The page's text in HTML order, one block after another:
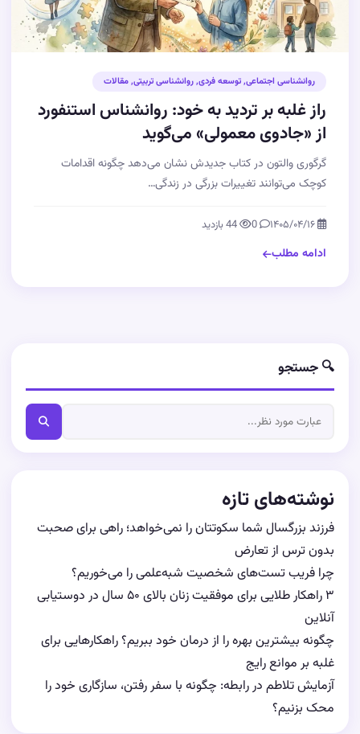
روانشناسی اجتماعی,توسعه فردی,روانشناسی تربیتی,مقالات
راز غلبه بر تردید به خود: روانشناس استنفورد
از «جادوی معمولی» می‌گوید
گرگوری والتون در کتاب جدیدش نشان می‌دهد چگونه اقدامات
کوچک می‌توانند تغییرات بزرگی در زندگی…
ادامه مطلب
🔍 جستجو
نوشته‌های تازه
فرزند بزرگسال شما سکوتتان را نمی‌خواهد؛ راهی برای صحبت
بدون ترس از تعارض
چرا فریب تست‌های شخصیت شبه‌علمی را می‌خوریم؟
۳ راهکار طلایی برای موفقیت زنان بالای ۵۰ سال در دوستیابی
آنلاین
چگونه بیشترین بهره را از درمان خود ببریم؟ راهکارهایی برای
غلبه بر موانع رایج
آزمایش تلاطم در رابطه: چگونه با سفر رفتن، سازگاری خود را
محک بزنیم؟